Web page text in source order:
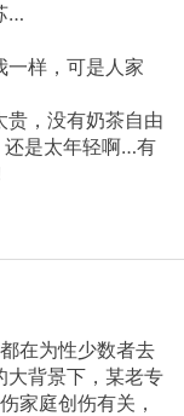
…
一样，可是人家
贵，没有奶茶自由
是太年轻啊…有
在为性少数者去
大背景下，某老专
家庭创伤有关，